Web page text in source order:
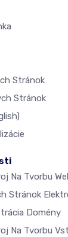
Stránok
Stránok
Na Tvorbu
Stránok
Domény
Na Tvorbu